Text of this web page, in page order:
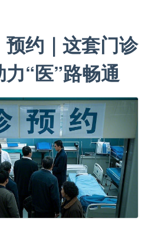
预约｜这套门诊
“医”路畅通